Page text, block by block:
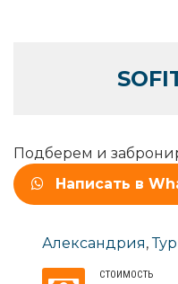
Подберем и
Написать в
Александрия,
СТОИМОСТЬ